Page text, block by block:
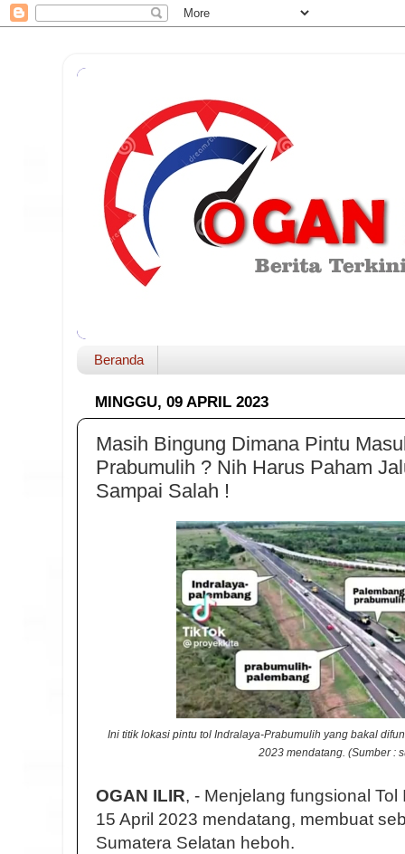
Beranda
MINGGU, 09 APRIL 2023
Masih Bingung Dimana Pintu
Prabumulih ? Nih Harus Paham
Sampai Salah !
Ini titik lokasi pintu tol Indralaya-Prabumulih yang bakal
2023 mendatang. (Sumber :
OGAN ILIR, - Menjelang fungsional
15 April 2023 mendatang, membuat
Sumatera Selatan heboh.